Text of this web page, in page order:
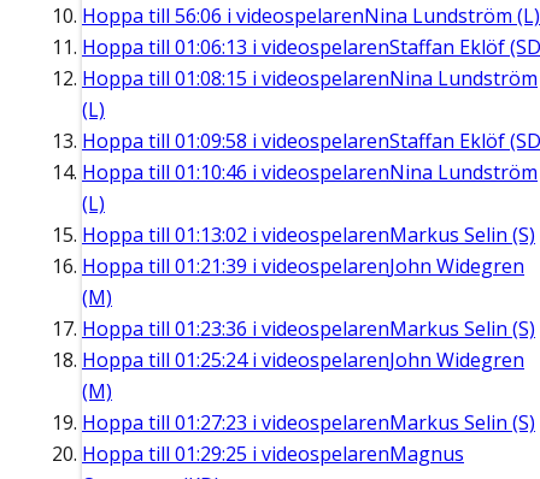
Hoppa till 56:06 i videospelarenNina Lundström (L)
Hoppa till 01:06:13 i videospelarenStaffan Eklöf
Hoppa till 01:08:15 i videospelarenNina Lundström
(L)
Hoppa till 01:09:58 i videospelarenStaffan Eklöf
Hoppa till 01:10:46 i videospelarenNina Lundström
(L)
Hoppa till 01:13:02 i videospelarenMarkus Selin (S)
Hoppa till 01:21:39 i videospelarenJohn Widegren
(M)
Hoppa till 01:23:36 i videospelarenMarkus Selin (S)
Hoppa till 01:25:24i videospelarenJohn Widegren
(M)
Hoppa till 01:27:23 i videospelarenMarkus Selin (S)
Hoppa till 01:29:25 i videospelarenMagnus